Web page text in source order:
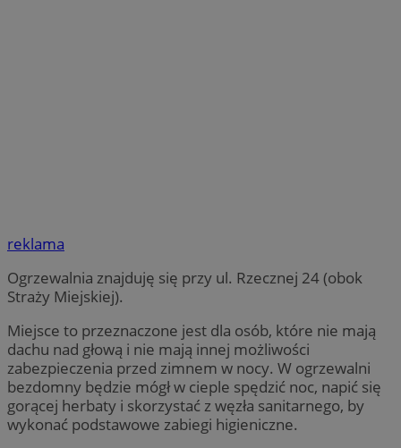
reklama
Ogrzewalnia znajduję się przy ul. Rzecznej 24 (obok
Straży Miejskiej).
Miejsce to przeznaczone jest dla osób, które nie mają
dachu nad głową i nie mają innej możliwości
zabezpieczenia przed zimnem w nocy. W ogrzewalni
bezdomny będzie mógł w cieple spędzić noc, napić się
gorącej herbaty i skorzystać z węzła sanitarnego, by
wykonać podstawowe zabiegi higieniczne.